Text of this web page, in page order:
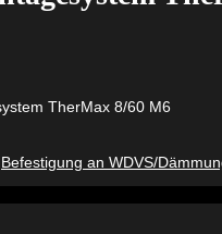
TherMax 8/60 M6
Befestigung an WDVS/